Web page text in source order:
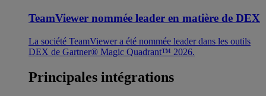
TeamViewer nommée leader en matière de DEX
La société TeamViewer a été nommée leader dans les outils
DEX de Gartner® Magic Quadrant™ 2026.
Principales intégrations